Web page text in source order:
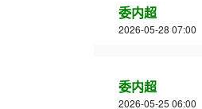
委内超
2026-05-28 07:00
委内超
2026-05-25 06:00